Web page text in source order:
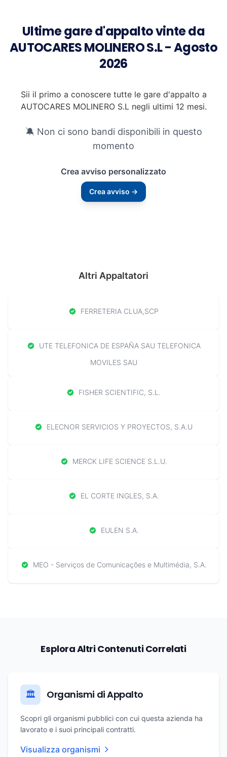
Ultime gare d'appalto vinte da
AUTOCARES MOLINERO S.L - Agosto
2026
Sii il primo a conoscere tutte le gare d'appalto a
AUTOCARES MOLINERO S.L negli ultimi 12 mesi.
🔕 Non ci sono bandi disponibili in questo
momento
Crea avviso personalizzato
Crea avviso →
Altri Appaltatori
FERRETERIA CLUA,SCP
UTE TELEFONICA DE ESPAÑA SAU TELEFONICA
MOVILES SAU
FISHER SCIENTIFIC, S.L.
ELECNOR SERVICIOS Y PROYECTOS, S.A.U
MERCK LIFE SCIENCE S.L.U.
EL CORTE INGLES, S.A.
EULEN S.A.
MEO - Serviços de Comunicações e Multimédia, S.A.
Esplora Altri Contenuti Correlati
🏛️ Organismi di Appalto
Scopri gli organismi pubblici con cui questa azienda ha
lavorato e i suoi principali contratti.
Visualizza organismi